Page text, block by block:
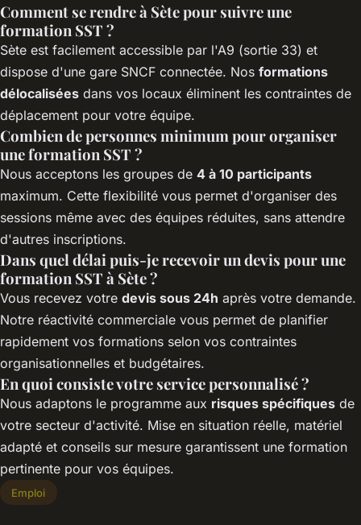
Comment se rendre à Sète pour suivre une
formation SST ?
Sète est facilement accessible par l'A9 (sortie 33) et
dispose d'une gare SNCF connectée. Nos formations
délocalisées dans vos locaux éliminent les contraintes de
déplacement pour votre équipe.
Combien de personnes minimum pour organiser
une formation SST ?
Nous acceptons les groupes de 4 à 10 participants
maximum. Cette flexibilité vous permet d'organiser des
sessions même avec des équipes réduites, sans attendre
d'autres inscriptions.
Dans quel délai puis-je recevoir un devis pour une
formation SST à Sète ?
Vous recevez votre devis sous 24h après votre demande.
Notre réactivité commerciale vous permet de planifier
rapidement vos formations selon vos contraintes
organisationnelles et budgétaires.
En quoi consiste votre service personnalisé ?
Nous adaptons le programme aux risques spécifiques de
votre secteur d'activité. Mise en situation réelle, matériel
adapté et conseils sur mesure garantissent une formation
pertinente pour vos équipes.
Emploi